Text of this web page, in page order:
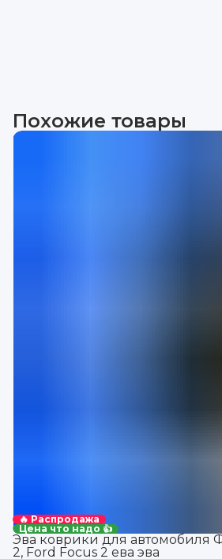
Похожие товары
🔥 Распродажа
Цена что надо 👍
Эва коврики для автомобиля
2, Ford Focus 2 ева эва